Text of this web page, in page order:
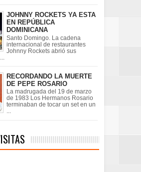
JOHNNY ROCKETS YA ESTA
EN REPÚBLICA
DOMINICANA
Santo Domingo. La cadena
internacional de restaurantes
Johnny Rockets abrió sus
RECORDANDO LA MUERTE
DE PEPE ROSARIO
La madrugada del 19 de marzo
de 1983 Los Hermanos Rosario
terminaban de tocar un set en un
...